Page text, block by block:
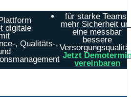
digitale
, Qualitäts-,
für starke Teams,
mehr Sicherheit
eine messbar
bessere
Jetzt
vereinbaren